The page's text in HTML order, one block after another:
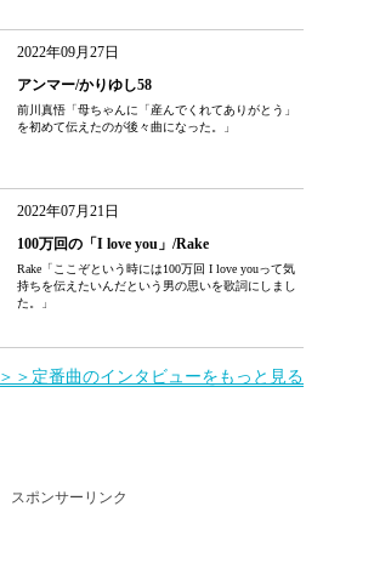
2022年09月27日
アンマー/かりゆし58
前川真悟「母ちゃんに「産んでくれてありがとう」
を初めて伝えたのが後々曲になった。」
2022年07月21日
100万回の「I love you」/Rake
Rake「ここぞという時には100万回 I love youって気
持ちを伝えたいんだという男の思いを歌詞にしまし
た。」
＞＞定番曲のインタビューをもっと見る
スポンサーリンク